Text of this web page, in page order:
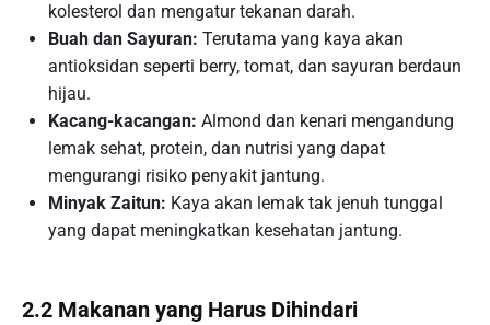
kolesterol dan mengatur tekanan darah.
Buah dan Sayuran: Terutama yang kaya akan
antioksidan seperti berry, tomat, dan sayuran berdaun
hijau.
Kacang-kacangan: Almond dan kenari mengandung
lemak sehat, protein, dan nutrisi yang dapat
mengurangi risiko penyakit jantung.
Minyak Zaitun: Kaya akan lemak tak jenuh tunggal
yang dapat meningkatkan kesehatan jantung.
2.2 Makanan yang Harus Dihindari